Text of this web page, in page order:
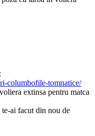
columbofile-tomnatice/
extinsa pentru matca
te-ai facut din nou de